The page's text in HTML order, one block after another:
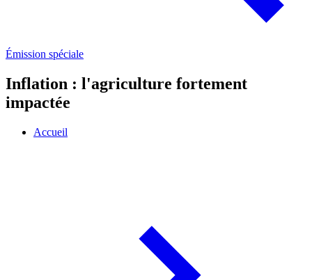
Émission spéciale
Inflation : l'agriculture fortement
impactée
Accueil